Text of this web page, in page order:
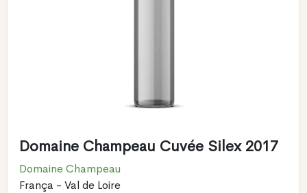
Domaine Champeau Cuvée Silex 2017
Domaine Champeau
França - Val de Loire